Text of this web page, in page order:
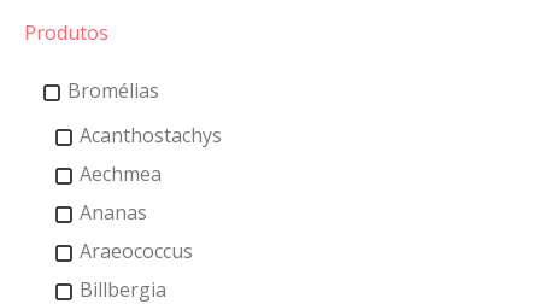
Produtos
Bromélias
Acanthostachys
Aechmea
Ananas
Araeococcus
Billbergia